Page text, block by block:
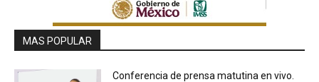
MAS POPULAR
Conferencia de prensa matutina en vivo.